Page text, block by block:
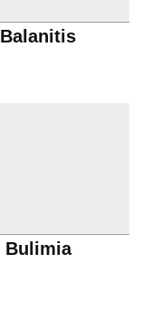
Balanitis
Bulimia